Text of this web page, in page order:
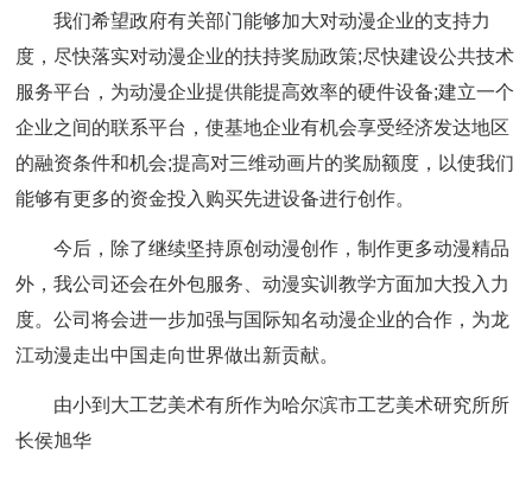
我们希望政府有关部门能够加大对动漫企业的支持力
度，尽快落实对动漫企业的扶持奖励政策;尽快建设公共技术
服务平台，为动漫企业提供能提高效率的硬件设备;建立一个
企业之间的联系平台，使基地企业有机会享受经济发达地区
的融资条件和机会;提高对三维动画片的奖励额度，以使我们
能够有更多的资金投入购买先进设备进行创作。
今后，除了继续坚持原创动漫创作，制作更多动漫精品
外，我公司还会在外包服务、动漫实训教学方面加大投入力
度。公司将会进一步加强与国际知名动漫企业的合作，为龙
江动漫走出中国走向世界做出新贡献。
由小到大工艺美术有所作为哈尔滨市工艺美术研究所所
长侯旭华